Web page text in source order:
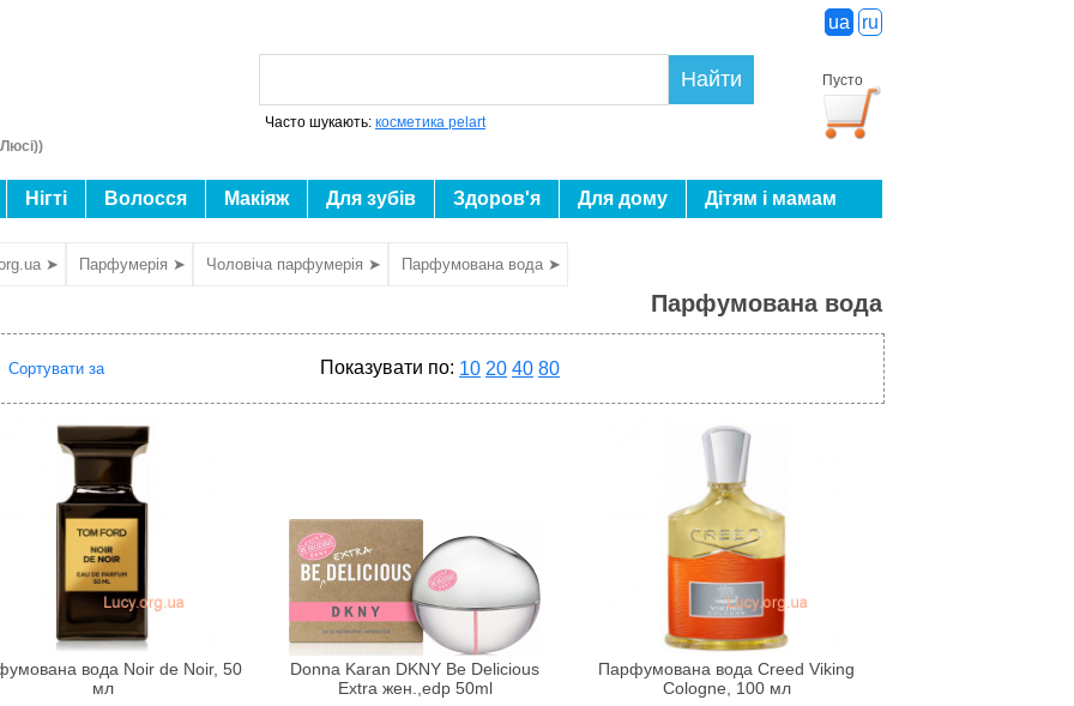
ua ru
Пусто
Найти
Часто шукають: косметика pelart
Нігті Волосся Макіяж Для зубів Здоров'я Для дому Дітям і мамам
➤ Парфумерія ➤ Чоловіча парфумерія ➤ Парфумована вода ➤
Парфумована вода
Сортувати за Показувати по: 10 20 40 80
вода Noir de Noir, 50
мл
Donna Karan DKNY Be Delicious
Extra жен.,edp 50ml
Парфумована вода Creed Viking
Cologne, 100 мл